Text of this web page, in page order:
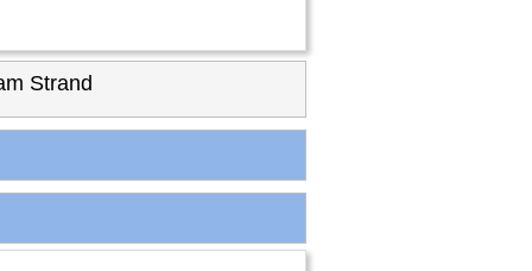
Strand